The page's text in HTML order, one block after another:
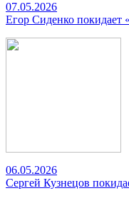
07.05.2026
Егор Сиденко покидает
06.05.2026
Сергей Кузнецов